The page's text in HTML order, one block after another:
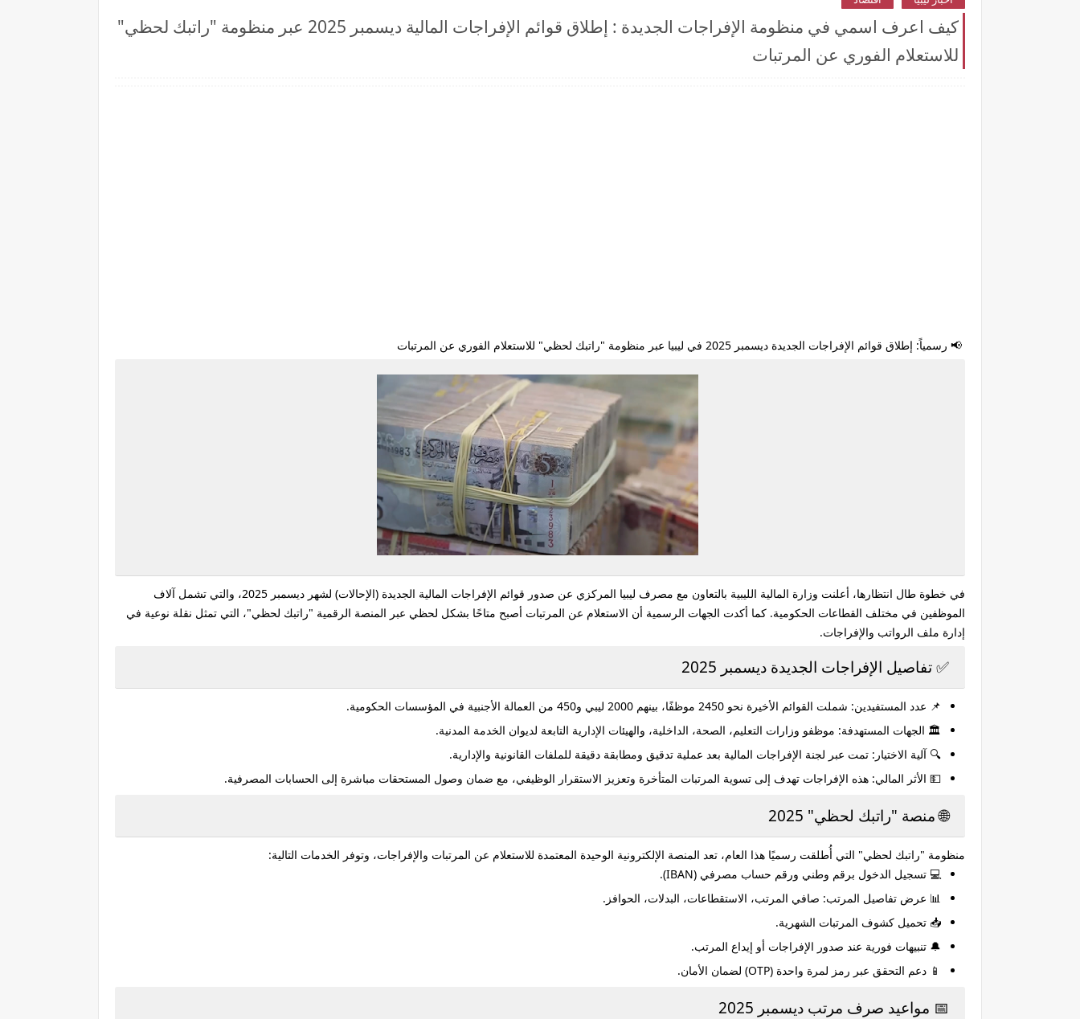
كيف اعرف اسمي في منظومة الإفراجات الجديدة : إطلاق قوائم الإفراجات المالية ديسمبر 2025 عبر منظومة "راتبك لحظي"
للاستعلام الفوري عن المرتبات
📢 رسمياً: إطلاق قوائم الإفراجات الجديدة ديسمبر 2025 في ليبيا عبر منظومة "راتبك لحظي" للاستعلام الفوري عن المرتبات
في خطوة طال انتظارها، أعلنت وزارة المالية الليبية بالتعاون مع مصرف ليبيا المركزي عن صدور قوائم الإفراجات المالية الجديدة (الإحالات)
لشهر ديسمبر 2025، والتي تشمل آلاف
الموظفين في مختلف القطاعات الحكومية. كما أكدت الجهات الرسمية أن الاستعلام عن المرتبات أصبح متاحًا بشكل لحظي عبر المنصة الرقمية "راتبك لحظي"، التي تمثل نقلة نوعية في
إدارة ملف الرواتب والإفراجات.
✅ تفاصيل الإفراجات الجديدة ديسمبر 2025
📌 عدد المستفيدين: شملت القوائم الأخيرة نحو 2450 موظفًا
، بينهم 2000 ليبي و450 من العمالة الأجنبية في المؤسسات الحكومية.
🏛️ الجهات المستهدفة: موظفو وزارات التعليم، الصحة، الداخلية، والهيئات الإدارية التابعة لديوان الخدمة المدنية.
🔍آلية الاختيار: تمت عبر لجنة الإفراجات المالية بعد عملية تدقيق ومطابقة دقيقة للملفات القانونية والإدارية.
💵 الأثر المالي: هذه الإفراجات تهدف إلى تسوية المرتبات المتأخرة وتعزيز الاستقرار الوظيفي، مع ضمان وصول المستحقات مباشرة إلى الحسابات المصرفية.
🌐 منصة "راتبك لحظي" 2025
منظومة "راتبك لحظي" التي أُطلقت رسميًا هذا العام، تعد المنصة الإلكترونية الوحيدة المعتمدة للاستعلام عن المرتبات والإفراجات، وتوفر الخدمات التالية:
💻 تسجيل الدخول برقم وطني ورقم حساب مصرفي (IBAN).
📊 عرض تفاصيل المرتب: صافي المرتب، الاستقطاعات، البدلات، الحوافز.
📥 تحميل كشوف المرتبات الشهرية.
🔔 تنبيهات فورية عند صدور الإفراجات أو إيداع المرتب.
📱 دعم التحقق عبر رمز لمرة واحدة (OTP) لضمان الأمان.
📅 مواعيد صرف مرتب ديسمبر 2025